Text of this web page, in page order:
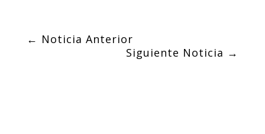
← Noticia Anterior
Siguiente Noticia →